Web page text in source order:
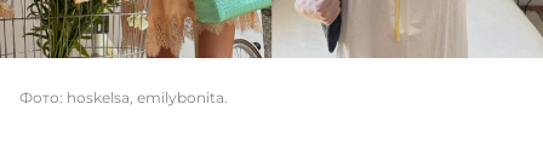
Фото: hoskelsa, emilybonita.